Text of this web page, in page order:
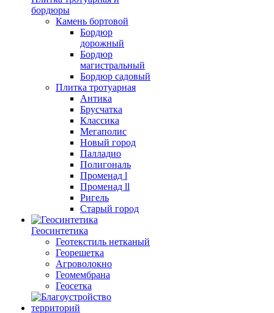
бордюры
Камень бортовой
Бордюр
дорожный
Бордюр
магистральный
Бордюр садовый
Плитка тротуарная
Антика
Брусчатка
Классика
Мегаполис
Новый город
Палладио
Полигональ
Променад l
Променад ll
Ригель
Старый город
Геосинтетика
Геотекстиль нетканый
Георешетка
Агроволокно
Геомембрана
Геосетка